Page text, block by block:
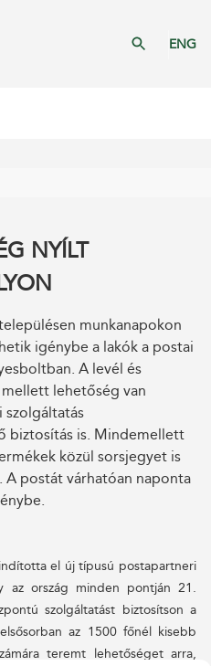
ENG
NYÍLT
munkanapokon
igénybe a lakók a postai
A levél és
lehetőség van
szolgáltatás
biztosítás is. Mindemellett
közül sorsjegyet is
postát várhatóan naponta
el új típusú postapartneri
az ország minden pontján 21.
szolgáltatást biztosítson a
az 1500 főnél kisebb
teremt lehetőséget arra,